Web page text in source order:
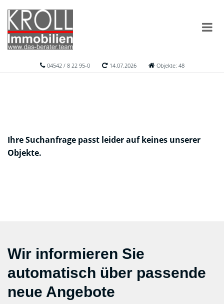
04542 / 8 22 95-0 14.07.2026 Objekte: 48
Ihre Suchanfrage passt leider auf keines unserer
Objekte.
Wir informieren Sie
automatisch über passende
neue Angebote